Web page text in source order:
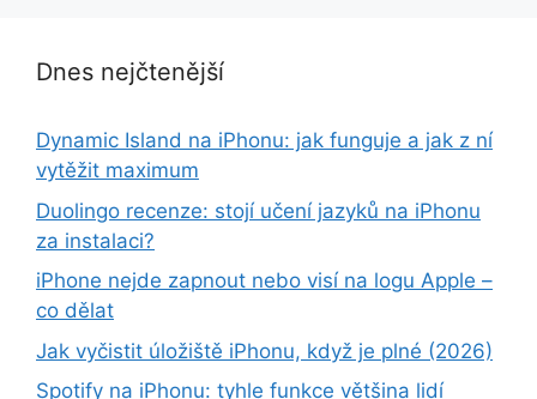
Dnes nejčtenější
Dynamic Island na iPhonu: jak funguje a jak z ní
vytěžit maximum
Duolingo recenze: stojí učení jazyků na iPhonu
za instalaci?
iPhone nejde zapnout nebo visí na logu Apple –
co dělat
Jak vyčistit úložiště iPhonu, když je plné (2026)
Spotify na iPhonu: tyhle funkce většina lidí